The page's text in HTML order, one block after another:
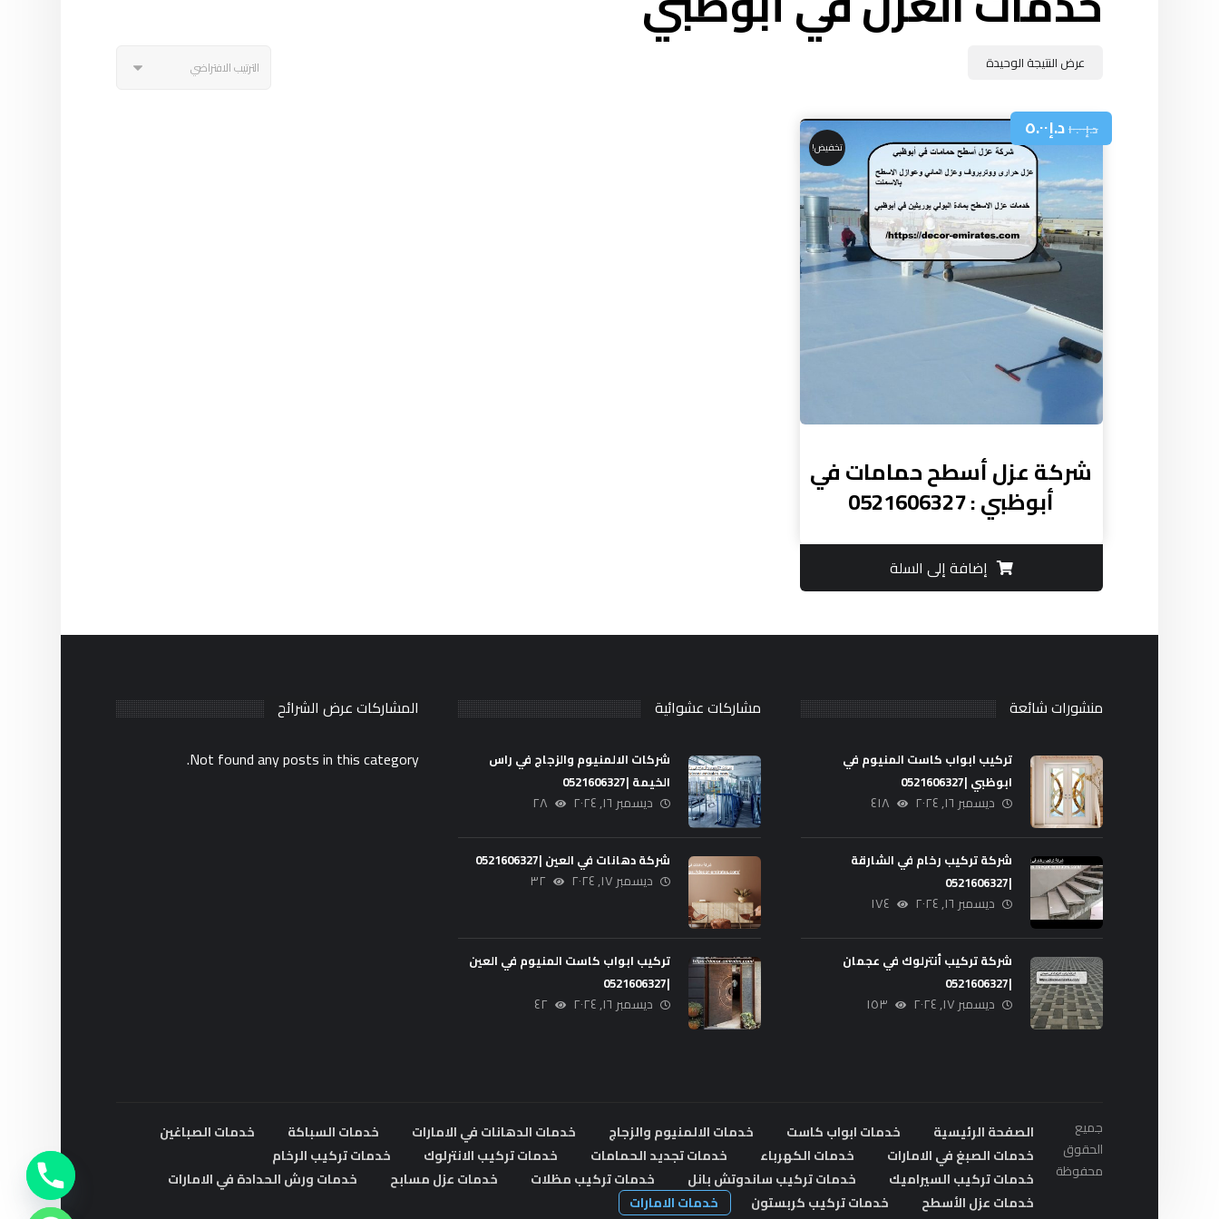
عرض النتيجة الوحيدة
شركة عزل أسطح حمامات في
أبوظبي : 0521606327
د.إ١٠.٠٠د.إ٥.٠٠
تخفيض!
إضافة إلى السلة
منشورات شائعة
تركيب ابواب كاست المنيوم في
ابوظبي |0521606327
ديسمبر ١٦, ٢٠٢٤ ٤١٨
شركة تركيب رخام في الشارقة
|0521606327
ديسمبر ١٦, ٢٠٢٤ ١٧٤
شركة تركيب أنترلوك في عجمان
|0521606327
ديسمبر ١٧, ٢٠٢٤ ١٥٣
مشاركات عشوائية
شركات الالمنيوم والزجاج في راس
الخيمة |0521606327
ديسمبر ١٦, ٢٠٢٤ ٢٨
شركة دهانات في العين |0521606327
ديسمبر ١٧, ٢٠٢٤ ٣٢
تركيب ابواب كاست المنيوم في العين
|0521606327
ديسمبر ١٦, ٢٠٢٤ ٤٢
المشاركات عرض الشرائح
Not found any posts in this category.
جميع
الحقوق
محفوظة
الصفحة الرئيسية خدمات ابواب كاست خدمات الالمنيوم والزجاج خدمات الدهانات في الامارات خدمات السباكة
خدمات الصباغين
خدمات الصبغ في الامارات
خدمات الكهرباء خدمات تجديد الحمامات خدمات تركيب الانترلوك
خدمات تركيب الرخام
خدمات تركيب السيراميك
خدمات تركيب ساندوتش بانل خدمات تركيب مظلات خدمات عزل مسابح
خدمات ورش الحدادة في الامارات
خدمات عزل الأسطح
خدمات تركيب كربستون خدمات الامارات